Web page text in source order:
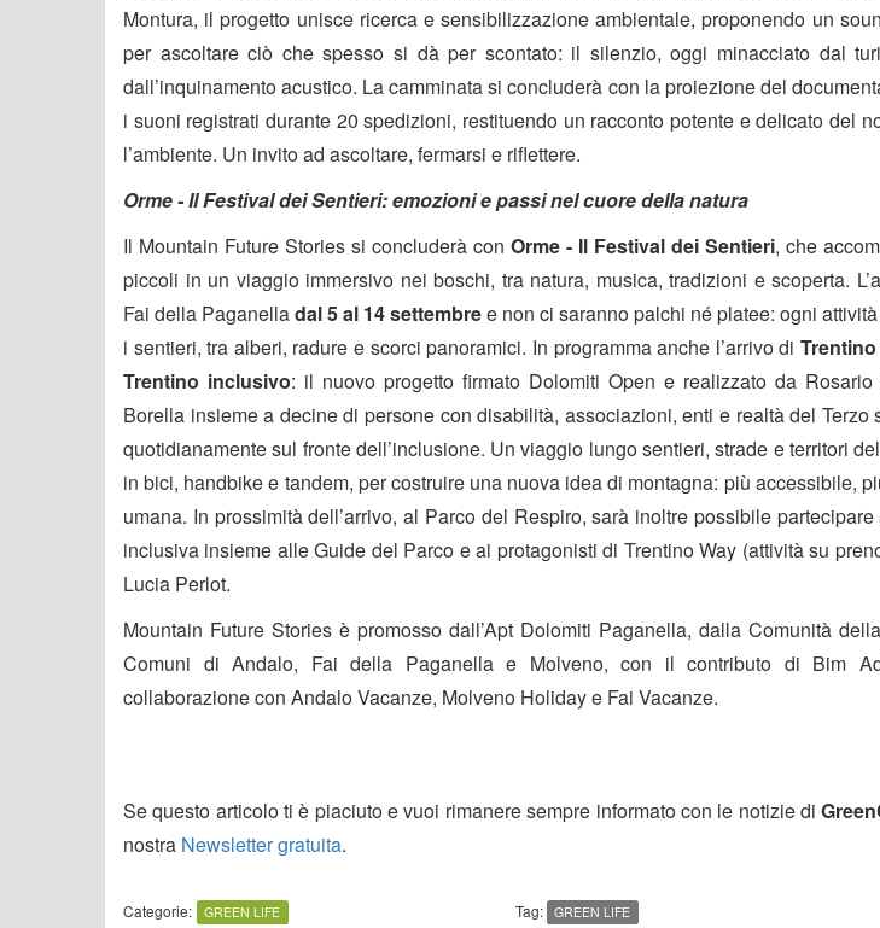
Montura, il progetto unisce ricerca e sensibilizzazione ambientale, proponendo un
per ascoltare ciò che spesso si dà per scontato: il silenzio, oggi minacciato dal
dall’inquinamento acustico. La camminata si concluderà con la proiezione del
i suoni registrati durante 20 spedizioni, restituendo un racconto potente e delicato del
l’ambiente. Un invito ad ascoltare, fermarsi e riflettere.
Orme - Il Festival dei Sentieri: emozioni e passi nel cuore della natura
Il Mountain Future Stories si concluderà con Orme - Il Festival dei Sentieri, che
piccoli in un viaggio immersivo nei boschi, tra natura, musica, tradizioni e scoperta.
Fai della Paganelladal 5 al 14 settembree non ci saranno palchi né platee: ogni
i sentieri, tra alberi, radure e scorci panoramici. In programma anche l’arrivo di
Trentino inclusivo: il nuovo progetto firmato Dolomiti Open e realizzato da
Borella insieme a decine di persone con disabilità, associazioni, enti e realtà del Terzo
quotidianamente sul fronte dell’inclusione. Un viaggio lungo sentieri, strade e territori
in bici, handbike e tandem, per costruire una nuova idea di montagna: più accessibile,
umana. In prossimità dell’arrivo, al Parco del Respiro, sarà inoltre possibile
inclusiva insieme alle Guide del Parco e ai protagonisti di Trentino Way (attività su
Lucia Perlot.
Mountain Future Stories è promosso dall’Apt Dolomiti Paganella, dalla Comunità
Comuni di Andalo, Fai della Paganella e Molveno, con il contributo di Bim
collaborazione con Andalo Vacanze, Molveno Holiday e Fai Vacanze.
Se questo articolo ti è piaciuto e vuoi rimanere sempre informato con le notizie di
nostra Newsletter gratuita.
Categorie: GREEN LIFE Tag: GREEN LIFE